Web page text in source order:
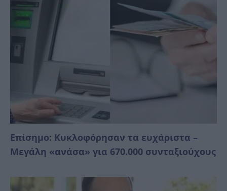
Επίσημο: Κυκλοφόρησαν τα ευχάριστα –
Μεγάλη «ανάσα» για 670.000 συνταξιούχους